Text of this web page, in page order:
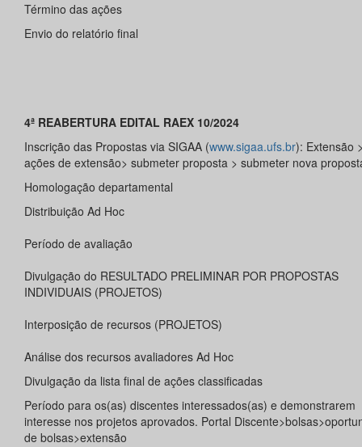
Término das ações
Envio do relatório final
4ª REABERTURA EDITAL RAEX 10/2024
Inscrição das Propostas via SIGAA (www.sigaa.ufs.br): Extensão
ações de extensão> submeter proposta > submeter nova
Homologação departamental
Distribuição Ad Hoc
Período de avaliação
Divulgação do RESULTADO PRELIMINAR POR PROPOSTAS
INDIVIDUAIS (PROJETOS)
Interposição de recursos (PROJETOS)
Análise dos recursos avaliadores Ad Hoc
Divulgação da lista final de ações classificadas
Período para os(as) discentes interessados(as) e demonstrarem
interesse nos projetos aprovados. Portal
de bolsas>extensão